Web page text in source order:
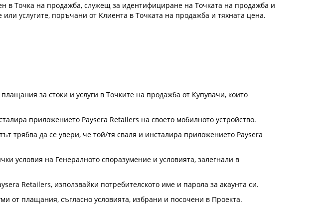
в Точка на продажба, служещ за идентифициране на Точката на продажба и
услугите, поръчани от Клиента в Точката на продажба и тяхната цена.
за стоки и услуги в Точките на продажба от Купувачи, които
приложението Paysera Retailers на своето мобилното устройство.
трябва да се увери, че той/тя сваля и инсталира приложението Paysera
условия на Генералното споразумение и условията, залегнали в
Retailers, използвайки потребителското име и парола за акаунта си.
от плащания, съгласно условията, избрани и посочени в Проекта.